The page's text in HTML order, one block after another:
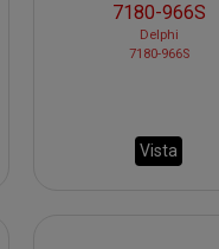
7180-966S
Delphi
7180-966S
Vista